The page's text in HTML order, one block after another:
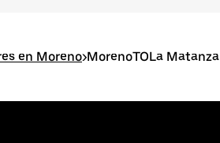
en Moreno>MorenoTOLa Matanza